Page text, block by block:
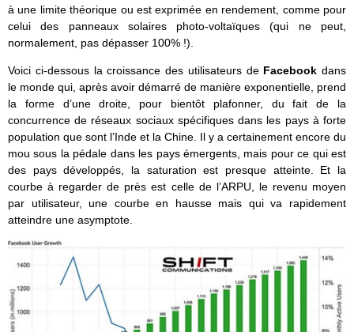
à une limite théorique ou est exprimée en rendement, comme pour
celui des panneaux solaires photo-voltaïques (qui ne peut,
normalement, pas dépasser 100% !).
Voici ci-dessous la croissance des utilisateurs de Facebook dans
le monde qui, après avoir démarré de manière exponentielle, prend
la forme d’une droite, pour bientôt plafonner, du fait de la
concurrence de réseaux sociaux spécifiques dans les pays à forte
population que sont l’Inde et la Chine. Il y a certainement encore du
mou sous la pédale dans les pays émergents, mais pour ce qui est
des pays développés, la saturation est presque atteinte. Et la
courbe à regarder de près est celle de l’ARPU, le revenu moyen
par utilisateur, une courbe en hausse mais qui va rapidement
atteindre une asymptote.